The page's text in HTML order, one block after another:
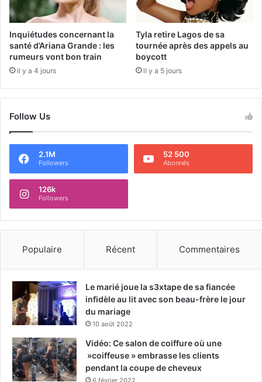
Inquiétudes concernant la
santé d’Ariana Grande : les
rumeurs vont bon train
il y a 4 jours
Tyla retire Lagos de sa
tournée après des appels au
boycott
il y a 5 jours
Follow Us
2.1M
Followers
52 500
Abonnés
126k
Followers
Populaire Récent Commentaires
Le marié joue la s3xtape de sa fiancée
infidèle au lit avec son beau-frère le jour
du mariage
10 août 2022
Vidéo: Ce salon de coiffure où une
»coiffeuse » embrasse les clients
pendant la coupe de cheveux
6 février 2022